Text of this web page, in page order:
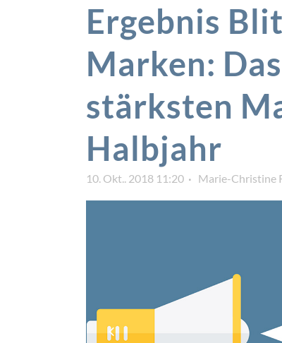
Ergebnis
Marken:
stärksten
Halbjahr
10. Okt.. 2018 11:20 Marie-Christine